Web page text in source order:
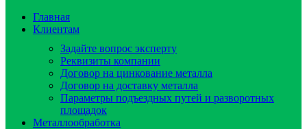
Главная
Клиентам
Задайте вопрос эксперту
Реквизиты компании
Договор на цинкование металла
Договор на доставку металла
Параметры подъездных путей и разворотных
площадок
Металлообработка